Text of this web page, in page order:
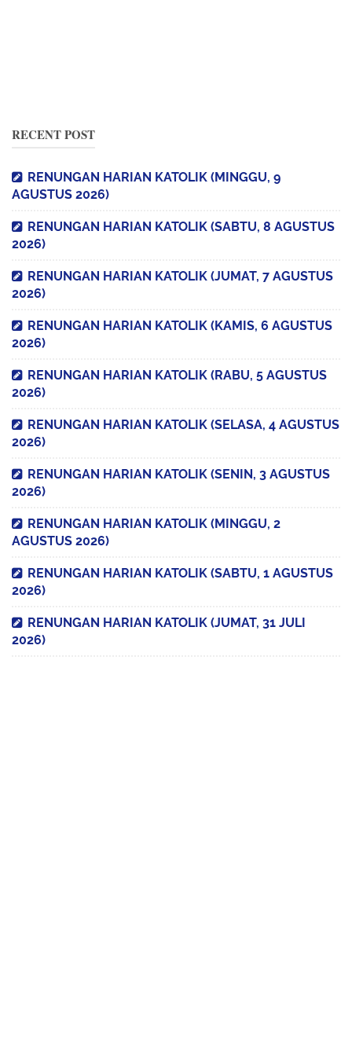
RECENT POST
RENUNGAN HARIAN KATOLIK (MINGGU, 9
AGUSTUS 2026)
RENUNGAN HARIAN KATOLIK (SABTU, 8 AGUSTUS
2026)
RENUNGAN HARIAN KATOLIK (JUMAT, 7 AGUSTUS
2026)
RENUNGAN HARIAN KATOLIK (KAMIS, 6 AGUSTUS
2026)
RENUNGAN HARIAN KATOLIK (RABU, 5 AGUSTUS
2026)
RENUNGAN HARIAN KATOLIK (SELASA, 4 AGUSTUS
2026)
RENUNGAN HARIAN KATOLIK (SENIN, 3 AGUSTUS
2026)
RENUNGAN HARIAN KATOLIK (MINGGU, 2
AGUSTUS 2026)
RENUNGAN HARIAN KATOLIK (SABTU, 1 AGUSTUS
2026)
RENUNGAN HARIAN KATOLIK (JUMAT, 31 JULI
2026)